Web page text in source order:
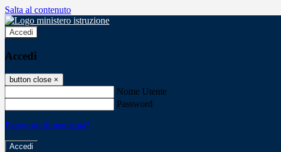
Salta al contenuto
Accedi
Accedi
button close ×
Nome Utente
Password
Password dimenticata?